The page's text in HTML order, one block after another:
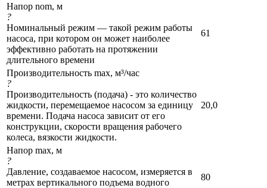
Напор nom, м
?
Номинальный режим — такой режим работы
насоса, при котором он может наиболее
эффективно работать на протяжении
длительного времени
61
Производительность max, м³/час
?
Производительность (подача) - это количество
жидкости, перемещаемое насосом за единицу
времени. Подача насоса зависит от его
конструкции, скорости вращения рабочего
колеса, вязкости жидкости.
20,0
Напор max, м
?
Давление, создаваемое насосом, измеряется в
метрах вертикального подъема водного
80